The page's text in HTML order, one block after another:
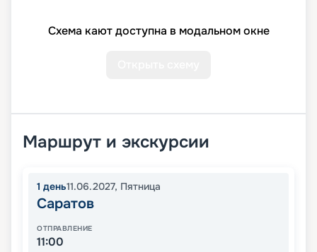
Схема кают доступна в модальном окне
Маршрут и экскурсии
1 день11.06.2027, Пятница
Саратов
ОТПРАВЛЕНИЕ
11:00